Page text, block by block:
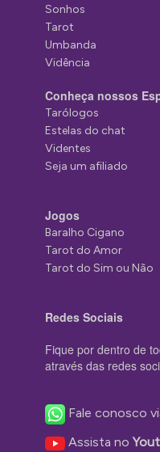
Sonhos
Tarot
Umbanda
Vidência
Conheça nossos
Tarólogos
Estelas do chat
Videntes
Seja um afiliado
Jogos
Baralho Cigano
Tarot do Amor
Tarot do Sim ou Não
Redes Sociais
Fique por dentro de
através das redes
Fale conosco
Assista no